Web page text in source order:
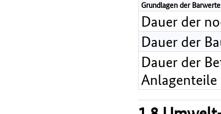
Grundlagen der
Dauer der
Dauer der
Dauer der